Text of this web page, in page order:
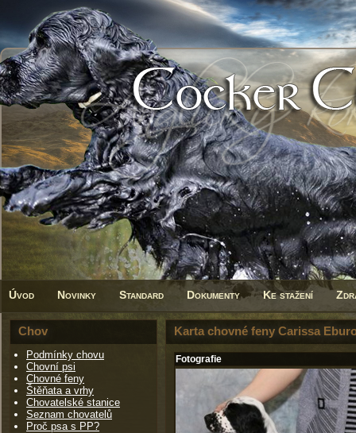
Úvod Novinky Standard Dokumenty Ke stažení
Chov
Podmínky chovu
Chovní psi
Chovné feny
Štěňata a vrhy
Chovatelské stanice
Seznam chovatelů
Proč psa s PP?
Karta chovné feny Carissa
Fotografie